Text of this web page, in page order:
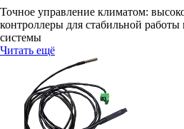
Точное управление климатом:
контроллеры для стабильной
системы
Читать ещё